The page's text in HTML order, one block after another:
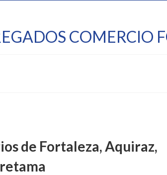
COMERCIO
de Fortaleza, Aquiraz,